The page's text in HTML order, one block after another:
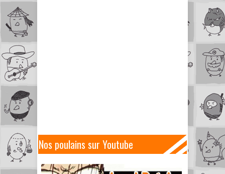
Nos poulains sur Youtube